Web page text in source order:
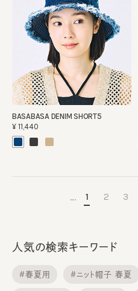
BASABASA DENIM SHORT5
¥11,440
… 1 2 3
人気の検索キーワード
#春夏用 #ニット帽子 春夏